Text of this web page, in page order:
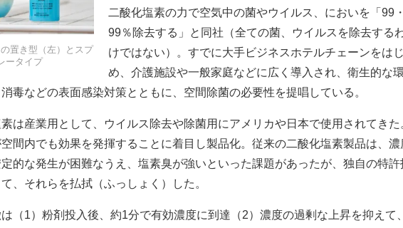
置き型（左）とスプ
ータイプ
二酸化塩素の力で空気中の菌やウイルス、においを「99・
99％除去する」と同社（全ての菌、ウイルスを除去する
けではない）。すでに大手ビジネスホテルチェーンをはじ
め、介護施設や一般家庭などに広く導入され、衛生的な環
毒などの表面感染対策とともに、空間除菌の必要性を提唱している。
は産業用として、ウイルス除去や除菌用にアメリカや日本で使用されてきた
間内でも効果を発揮することに着目し製品化。従来の二酸化塩素製品は、濃
的な発生が困難なうえ、塩素臭が強いといった課題があったが、独自の特許
、それらを払拭（ふっしょく）した。
（1）粉剤投入後、約1分で有効濃度に到達（2）濃度の過剰な上昇を抑えて、